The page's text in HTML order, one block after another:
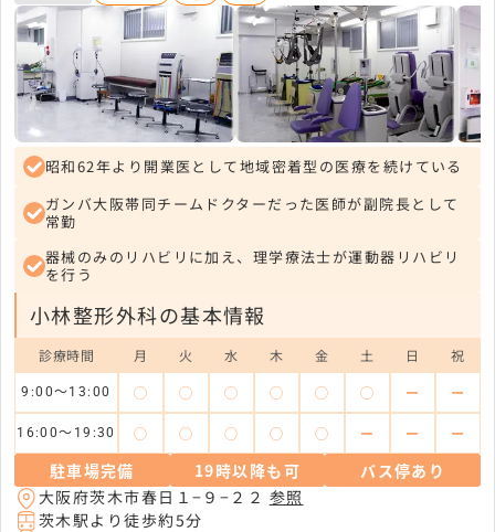
昭和62年より開業医として地域密着型の医療を続けている
ガンバ大阪帯同チームドクターだった医師が副院長として
常勤
器械のみのリハビリに加え、理学療法士が運動器リハビリ
を行う
小林整形外科の基本情報
診療時間 月 火 水 木 金 土 日 祝
9:00～13:00 ◯ ◯ ◯ ◯ ◯ ◯ ー ー
16:00～19:30 ◯ ◯ ◯ ◯ ◯ ー ー ー
駐車場完備 19時以降も可
バス停あり
大阪府茨木市春日１−９−２２ 参照
茨木駅より徒歩約5分